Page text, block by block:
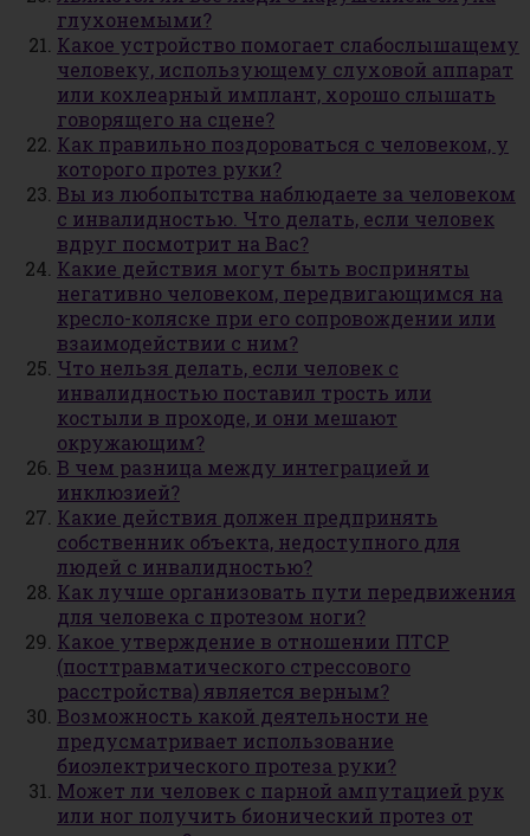
глухонемыми?
Какое устройство помогает слабослышащему
человеку, использующему слуховой аппарат
или кохлеарный имплант, хорошо слышать
говорящего на сцене?
Как правильно поздороваться с человеком, у
которого протез руки?
Вы из любопытства наблюдаете за человеком
с инвалидностью. Что делать, если человек
вдруг посмотрит на Вас?
Какие действия могут быть восприняты
негативно человеком, передвигающимся на
кресло-коляске при его сопровождении или
взаимодействии с ним?
Что нельзя делать, если человек с
инвалидностью поставил трость или
костыли в проходе, и они мешают
окружающим?
В чем разница между интеграцией и
инклюзией?
Какие действия должен предпринять
собственник объекта, недоступного для
людей с инвалидностью?
Как лучше организовать пути передвижения
для человека с протезом ноги?
Какое утверждение в отношении ПТСР
(посттравматического стрессового
расстройства) является верным?
Возможность какой деятельности не
предусматривает использование
биоэлектрического протеза руки?
Может ли человек с парной ампутацией рук
или ног получить бионический протез от